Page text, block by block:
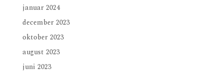
januar 2024
december 2023
oktober 2023
august 2023
juni 2023